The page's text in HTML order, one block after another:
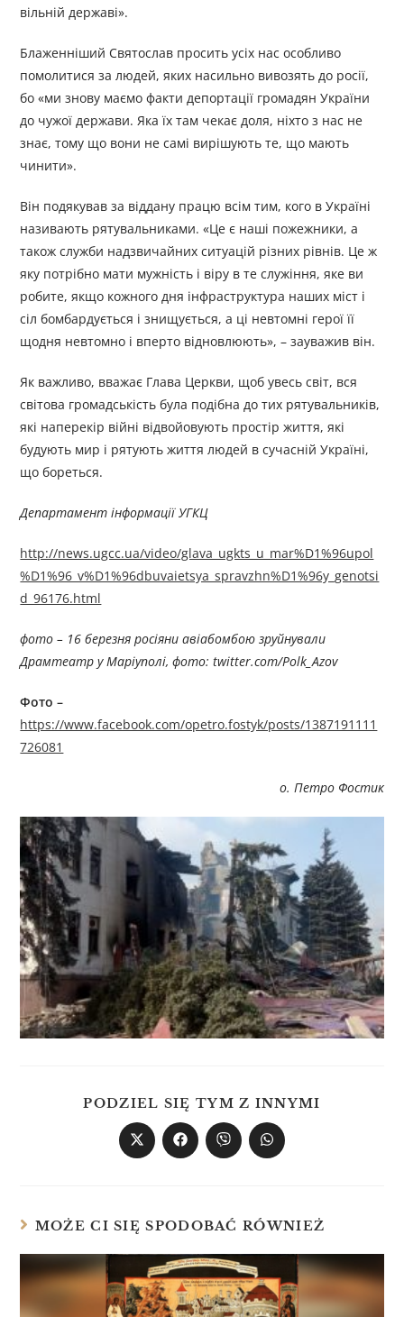
вільній державі».
Блаженніший Святослав просить усіх нас особливо
помолитися за людей, яких насильно вивозять до росії,
бо «ми знову маємо факти депортації громадян України
до чужої держави. Яка їх там чекає доля, ніхто з нас не
знає, тому що вони не самі вирішують те, що мають
чинити».
Він подякував за віддану працю всім тим, кого в Україні
називають рятувальниками. «Це є наші пожежники, а
також служби надзвичайних ситуацій різних рівнів. Це ж
яку потрібно мати мужність і віру в те служіння, яке ви
робите, якщо кожного дня інфраструктура наших міст і
сіл бомбардується і знищується, а ці невтомні герої її
щодня невтомно і вперто відновлюють», – зауважив він.
Як важливо, вважає Глава Церкви, щоб увесь світ, вся
світова громадськість була подібна до тих рятувальників,
які наперекір війні відвойовують простір життя, які
будують мир і рятують життя людей в сучасній Україні,
що бореться.
Департамент інформації УГКЦ
http://news.ugcc.ua/video/glava_ugkts_u_mar%D1%96upol
%D1%96_v%D1%96dbuvaietsya_spravzhn%D1%96y_genotsi
d_96176.html
фото – 16 березня росіяни авіабомбою зруйнували
Драмтеатр у Маріуполі, фото: twitter.com/Polk_Azov
Фото –
https://www.facebook.com/opetro.fostyk/posts/1387191111
726081
о. Петро Фостик
PODZIEL SIĘ TYM Z INNYMI
MOŻE CI SIĘ SPODOBAĆ RÓWNIEŻ